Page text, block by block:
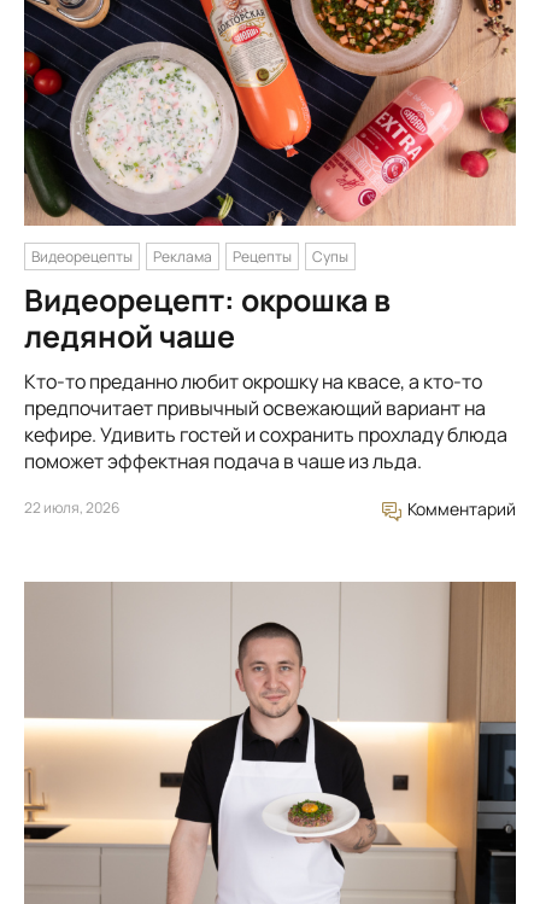
Видеорецепты Реклама Рецепты Супы
Видеорецепт: окрошка в
ледяной чаше
Кто-то преданно любит окрошку на квасе, а кто-то
предпочитает привычный освежающий вариант на
кефире. Удивить гостей и сохранить прохладу блюда
поможет эффектная подача в чаше из льда.
22 июля, 2026 Комментарий